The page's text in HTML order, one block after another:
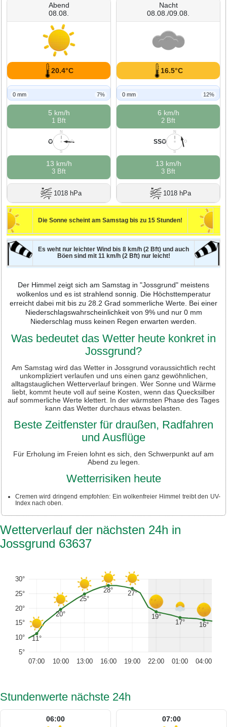
Abend
08.08.
20.4°C
0 mm 7%
5 km/h
1 Bft
N
O
S
W
O
13 km/h
3 Bft
1018 hPa
Nacht
08.08./09.08.
16.5°C
0 mm 12%
6 km/h
2 Bft
N
O
S
W
SSO
13 km/h
3 Bft
1018 hPa
Die Sonne scheint am Samstag bis zu 15 Stunden!
Es weht nur leichter Wind bis 8 km/h (2 Bft) und auch
Böen sind mit 11 km/h (2 Bft) nur leicht!
Der Himmel zeigt sich am Samstag in "Jossgrund" meistens
wolkenlos und es ist strahlend sonnig. Die Höchsttemperatur
erreicht dabei mit bis zu 28.2 Grad sommerliche Werte. Bei einer
Niederschlagswahrscheinlichkeit von 9% und nur 0 mm
Niederschlag muss keinen Regen erwarten werden.
Was bedeutet das Wetter heute konkret in
Jossgrund?
Am Samstag wird das Wetter in Jossgrund voraussichtlich recht
unkompliziert verlaufen und uns einen ganz gewöhnlichen,
alltagstauglichen Wetterverlauf bringen. Wer Sonne und Wärme
liebt, kommt heute voll auf seine Kosten, wenn das Quecksilber
auf sommerliche Werte klettert. In der wärmsten Phase des Tages
kann das Wetter durchaus etwas belasten.
Beste Zeitfenster für draußen, Radfahren
und Ausflüge
Für Erholung im Freien lohnt es sich, den Schwerpunkt auf am
Abend zu legen.
Wetterrisiken heute
Cremen wird dringend empfohlen: Ein wolkenfreier Himmel treibt den UV-
Index nach oben.
Wetterverlauf der nächsten 24h in
Jossgrund 63637
5°
10°
15°
20°
25°
30°
11°
20°
25°
28° 27°
19°
17° 16°
07:00 10:00 13:00 16:00 19:00 22:00 01:00 04:00
Stundenwerte nächste 24h
06:00 07:00